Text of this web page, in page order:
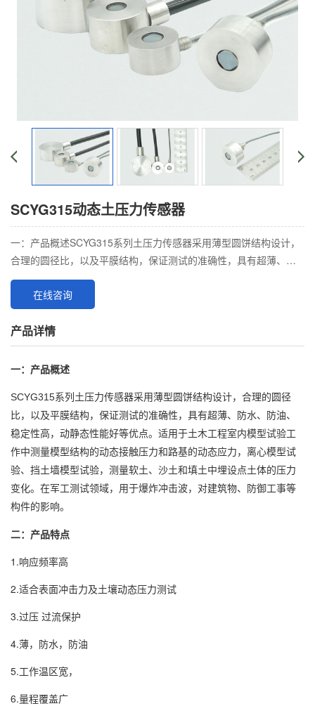
SCYG315动态土压力传感器
一：产品概述SCYG315系列土压力传感器采用薄型圆饼结构设计，
合理的圆径比，以及平膜结构，保证测试的准确性，具有超薄、防
水、防油、稳定性高，动静态性能好等优点
在线咨询
产品详情
一：产品概述
SCYG315系列土压力传感器采用薄型圆饼结构设计，合理的圆径
比，以及平膜结构，保证测试的准确性，具有超薄、防水、防油、
稳定性高，动静态性能好等优点。适用于土木工程室内模型试验工
作中测量模型结构的动态接触压力和路基的动态应力，离心模型试
验、挡土墙模型试验，测量软土、沙土和填土中埋设点土体的压力
变化。在军工测试领域，用于爆炸冲击波，对建筑物、防御工事等
构件的影响。
二：产品特点
1.响应频率高
2.适合表面冲击力及土壤动态压力测试
3.过压 过流保护
4.薄，防水，防油
5.工作温区宽，
6.量程覆盖广